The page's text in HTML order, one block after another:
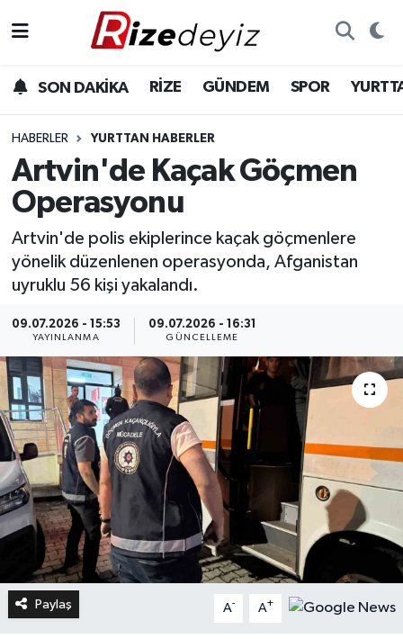
SON DAKİKA RİZE GÜNDEM SPOR
HABERLER YURTTAN HABERLER
Artvin'de Kaçak Göçmen
Operasyonu
Artvin'de polis ekiplerince kaçak göçmenlere
yönelik düzenlenen operasyonda, Afganistan
uyruklu 56 kişi yakalandı.
09.07.2026 - 15:53
YAYINLANMA
09.07.2026 - 16:31
GÜNCELLEME
Paylaş A- A+
Gündem
Yurttan Haberler
Ekonomi
Teknoloji
Rize Hava Durumu
Rize Trafik Yoğunluk Haritası
Süper Lig Puan Durumu ve Fikstür
Tüm Manşetler
Son Dakika Haberleri
Haber Arşivi